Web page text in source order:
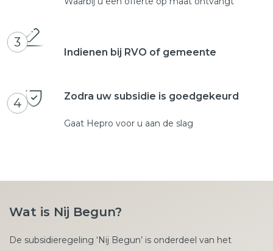
3
Indienen bij RVO of gemeente
4 Zodra uw subsidie is goedgekeurd
Gaat Hepro voor u aan de slag
Wat is Nij Begun?
De subsidieregeling ‘Nij Begun’ is onderdeel van het